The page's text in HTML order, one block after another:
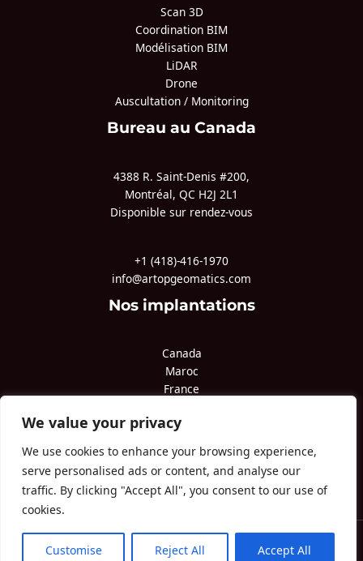
We value your privacy
We use cookies to enhance your browsing experience,
serve personalised ads or content, and analyse our
traffic. By clicking "Accept All", you consent to our use of
cookies.
Customise Reject All Accept All
Scan 3D
Coordination BIM
Modélisation BIM
LiDAR
Drone
Auscultation / Monitoring
Bureau au Canada
4388 R. Saint-Denis #200,
Montréal, QC H2J 2L1
Disponible sur rendez-vous
+1 (418)-416-1970
info@artopgeomatics.com
Nos implantations
Canada
Maroc
France
Qatar
Copyright © 2026 ARTOP
Des questions?